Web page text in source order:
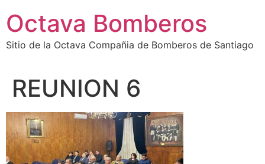
Octava Bomberos
Sitio de la Octava Compañia de Bomberos de Santiago
REUNION 6